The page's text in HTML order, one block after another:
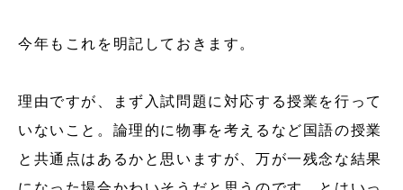
今年もこれを明記しておきます。
理由ですが、まず入試問題に対応する授業を行って
いないこと。論理的に物事を考えるなど国語の授業
と共通点はあるかと思いますが、万が一残念な結果